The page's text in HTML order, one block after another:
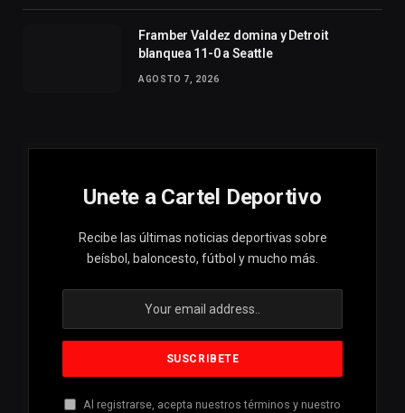
Framber Valdez domina y Detroit
blanquea 11-0 a Seattle
AGOSTO 7, 2026
Unete a Cartel Deportivo
Recibe las últimas noticias deportivas sobre
beísbol, baloncesto, fútbol y mucho más.
Al registrarse, acepta nuestros términos y nuestro